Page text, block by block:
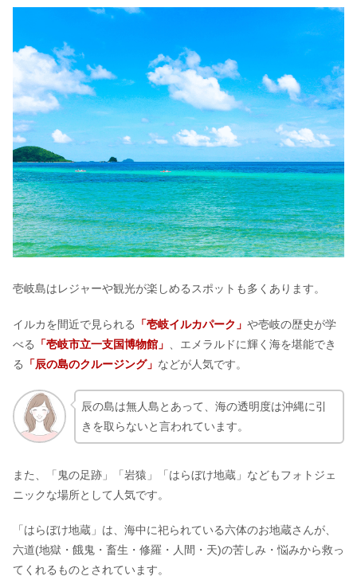
壱岐島はレジャーや観光が楽しめるスポットも多くあります。
イルカを間近で見られる 「壱岐イルカパーク」 や壱岐の歴史が学
べる
「壱岐市立一支国博物館」
、エメラルドに輝く海を堪能でき
る
「辰の島のクルージング」 などが人気です。
辰の島は無人島とあって、海の透明度は沖縄に引
きを取らないと言われています。
また、「鬼の足跡」「岩猿」「はらぼけ地蔵」などもフォトジェ
ニックな場所として人気です。
「はらぼけ地蔵」は、海中に祀られている六体のお地蔵さんが、
六道(地獄・餓鬼・畜生・修羅・人間・天)の苦しみ・悩みから救っ
てくれるものとされています。